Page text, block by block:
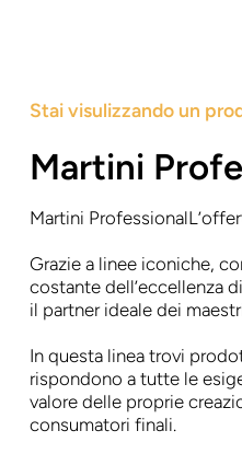
Stai visulizzando un
Martini
Martini Professional
Grazie a linee iconiche,
costante dell’eccellenza
il partner ideale dei
In questa linea trovi
rispondono a tutte le
valore delle proprie
consumatori finali.